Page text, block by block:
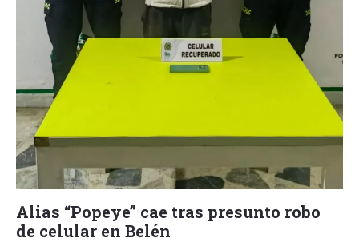
Alias “Popeye” cae tras presunto robo
de celular en Belén